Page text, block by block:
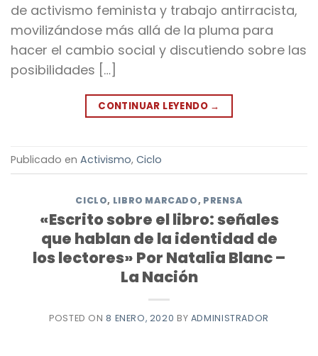
de activismo feminista y trabajo antirracista,
movilizándose más allá de la pluma para
hacer el cambio social y discutiendo sobre las
posibilidades […]
CONTINUAR LEYENDO →
Publicado en Activismo, Ciclo
CICLO, LIBRO MARCADO, PRENSA
«Escrito sobre el libro: señales
que hablan de la identidad de
los lectores» Por Natalia Blanc –
La Nación
POSTED ON8 ENERO, 2020 BY ADMINISTRADOR